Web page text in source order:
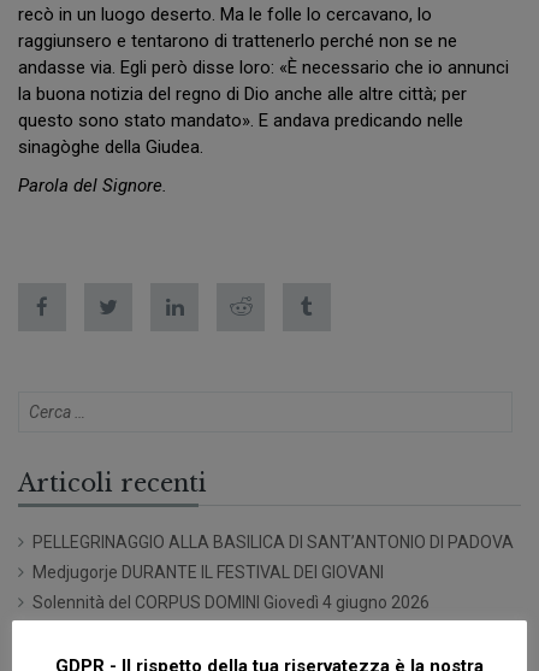
recò in un luogo deserto. Ma le folle lo cercavano, lo
raggiunsero e tentarono di trattenerlo perché non se ne
andasse via. Egli però disse loro: «È necessario che io annunci
la buona notizia del regno di Dio anche alle altre città; per
questo sono stato mandato». E andava predicando nelle
sinagòghe della Giudea.
Parola del Signore.
Articoli recenti
PELLEGRINAGGIO ALLA BASILICA DI SANT’ANTONIO DI PADOVA
Medjugorje DURANTE IL FESTIVAL DEI GIOVANI
Solennità del CORPUS DOMINI Giovedì 4 giugno 2026
SACRO CUORE
GDPR - Il rispetto della tua riservatezza è la nostra